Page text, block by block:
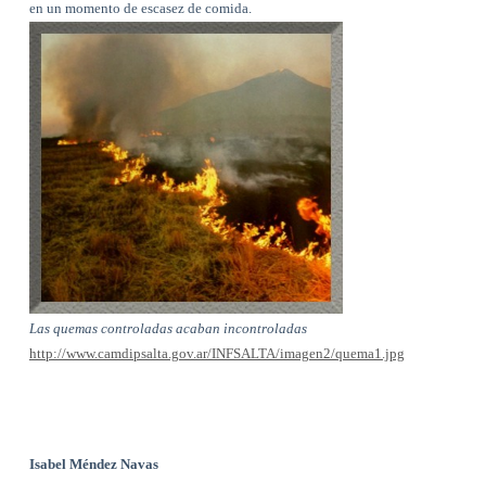
en un momento de escasez de comida.
Las quemas controladas acaban incontroladas
http://www.camdipsalta.gov.ar/INFSALTA/imagen2/quema1.jpg
Isabel Méndez Navas